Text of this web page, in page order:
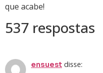
que acabe!
537 respostas
ensuest disse: